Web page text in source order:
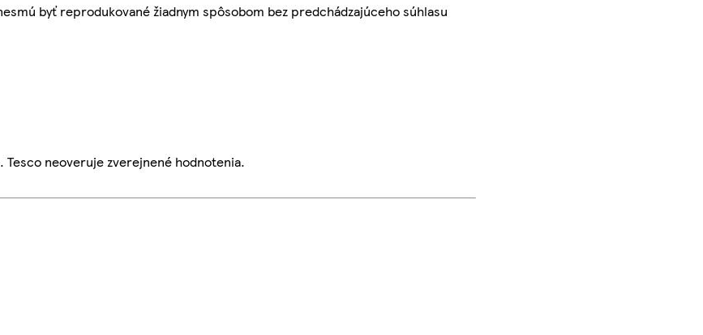
byť reprodukované žiadnym spôsobom bez predchádzajúceho súhlasu
neoveruje zverejnené hodnotenia.